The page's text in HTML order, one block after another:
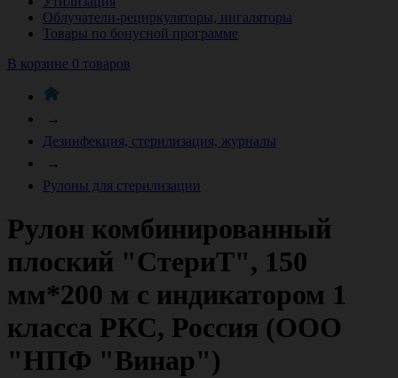
Облучатели-рециркуляторы, ингаляторы
Товары по бонусной программе
В корзине 0 товаров
→
Дезинфекция, стерилизация, журналы
→
Рулоны для стерилизации
Рулон комбинированный
плоский "СтериТ", 150
мм*200 м с индикатором 1
класса РКС, Россия (ООО
"НПФ "Винар")